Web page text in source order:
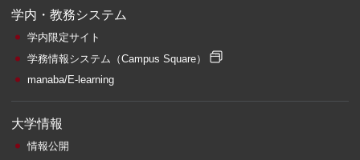
学内・教務システム
学内限定サイト
学務情報システム （Campus Square）
manaba/E-learning
大学情報
情報公開